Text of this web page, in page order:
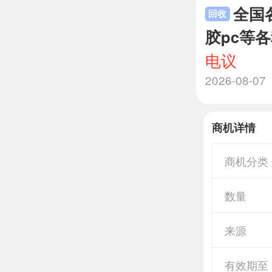
回收 全国
胶pc等各
电议
2026-08-07
商机详情
商机分类
数量
来源
有效期至